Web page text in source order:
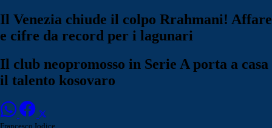
Il Venezia chiude il colpo Rrahmani! Affare
e cifre da record per i lagunari
Il club neopromosso in Serie A porta a casa
il talento kosovaro
Francesco Iodice